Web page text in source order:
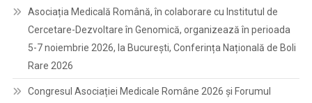
Asociația Medicală Română, în colaborare cu Institutul de
Cercetare-Dezvoltare în Genomică, organizează în perioada
5-7 noiembrie 2026, la București, Conferința Națională de Boli
Rare 2026
Congresul Asociației Medicale Române 2026 și Forumul